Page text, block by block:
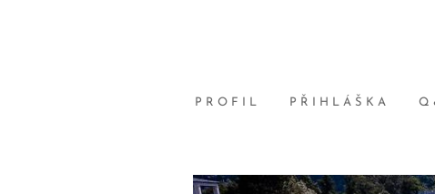
PROFIL PŘIHLÁŠKA